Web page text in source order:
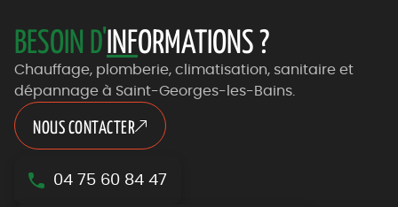
BESOIN D'INFORMATIONS ?
Chauffage, plomberie, climatisation, sanitaire et
dépannage à Saint-Georges-les-Bains.
NOUS CONTACTER
04 75 60 84 47